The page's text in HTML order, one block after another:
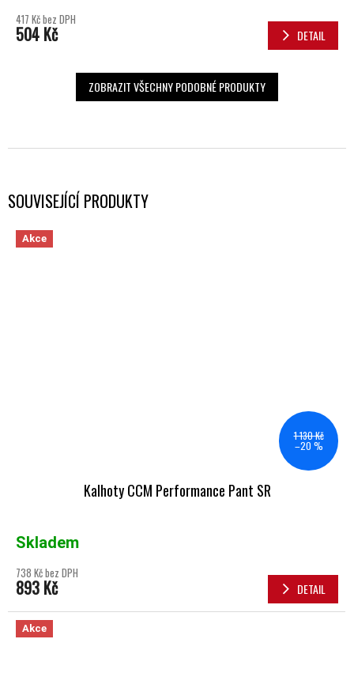
SOUVISEJÍCÍ PRODUKTY
Akce
1 130 Kč
–20 %
Kalhoty CCM Performance Pant SR
Skladem
738 Kč bez DPH
893 Kč DETAIL
Akce
417 Kč bez DPH
504 Kč DETAIL
ZOBRAZIT VŠECHNY PODOBNÉ PRODUKTY